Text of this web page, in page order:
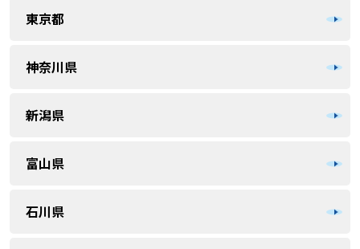
東京都
神奈川県
新潟県
富山県
石川県